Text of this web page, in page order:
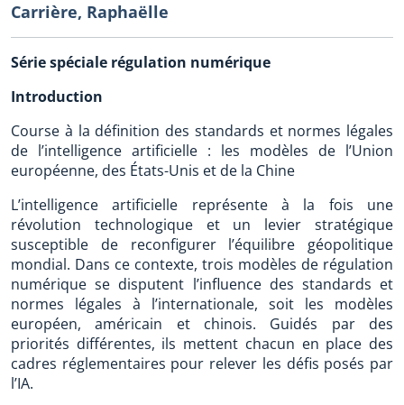
Carrière, Raphaëlle
Série spéciale régulation numérique
Introduction
Course à la définition des standards et normes légales
de l’intelligence artificielle : les modèles de l’Union
européenne, des États-Unis et de la Chine
L’intelligence artificielle représente à la fois une
révolution technologique et un levier stratégique
susceptible de reconfigurer l’équilibre géopolitique
mondial. Dans ce contexte, trois modèles de régulation
numérique se disputent l’influence des standards et
normes légales à l’internationale, soit les modèles
européen, américain et chinois. Guidés par des
priorités différentes, ils mettent chacun en place des
cadres réglementaires pour relever les défis posés par
l’IA.